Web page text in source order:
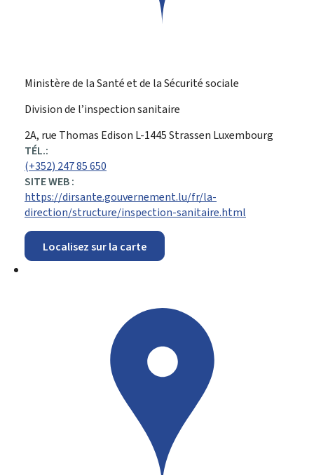
Ministère de la Santé et de la Sécurité sociale
Division de l’inspection sanitaire
ADRESSE
:
2A, rue Thomas Edison L-1445Strassen Luxembourg
TÉL.:
(+352) 247 85 650
SITE WEB :
https://dirsante.gouvernement.lu/fr/la-
direction/structure/inspection-sanitaire.html
Localisez sur la carte